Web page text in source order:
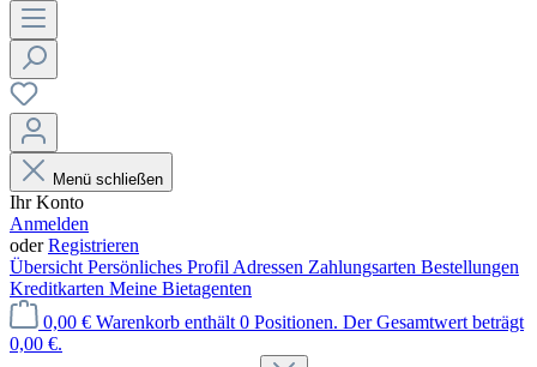
Menü schließen
Ihr Konto
Anmelden
oderRegistrieren
Übersicht Persönliches Profil Adressen Zahlungsarten Bestellungen
Kreditkarten Meine Bietagenten
0,00 € Warenkorb enthält 0 Positionen. Der Gesamtwert beträgt
0,00 €.